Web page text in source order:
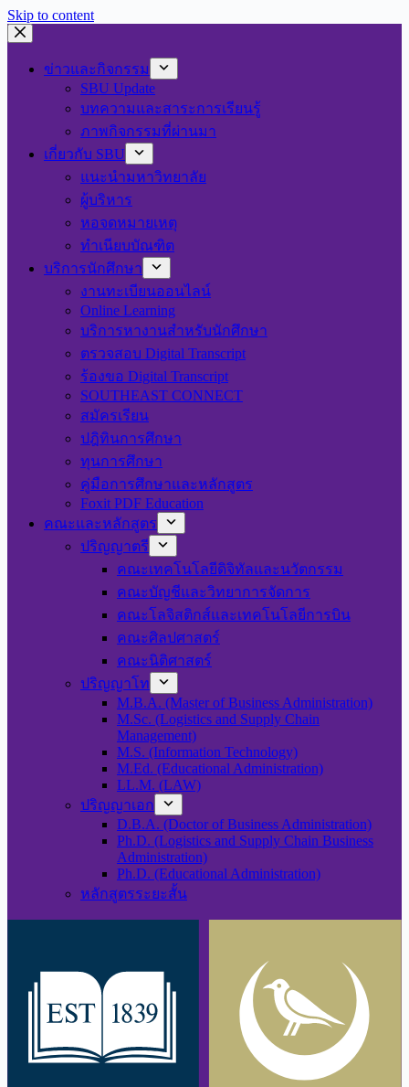
Skip to content
ข่าวและกิจกรรม
SBU Update
บทความและสาระการเรียนรู้
ภาพกิจกรรมที่ผ่านมา
เกี่ยวกับ SBU
แนะนำมหาวิทยาลัย
ผู้บริหาร
หอจดหมายเหตุ
ทำเนียบบัณฑิต
บริการนักศึกษา
งานทะเบียนออนไลน์
Online Learning
บริการหางานสำหรับนักศึกษา
ตรวจสอบ Digital Transcript
ร้องขอ Digital Transcript
SOUTHEAST CONNECT
สมัครเรียน
ปฎิทินการศึกษา
ทุนการศึกษา
คู่มือการศึกษาและหลักสูตร
Foxit PDF Education
คณะและหลักสูตร
ปริญญาตรี
คณะเทคโนโลยีดิจิทัลและนวัตกรรม
คณะบัญชีและวิทยาการจัดการ
คณะโลจิสติกส์และเทคโนโลยีการบิน
คณะศิลปศาสตร์
คณะนิติศาสตร์
ปริญญาโท
M.B.A. (Master of Business Administration)
M.Sc. (Logistics and Supply Chain
Management)
M.S. (Information Technology)
M.Ed. (Educational Administration)
LL.M. (LAW)
ปริญญาเอก
D.B.A. (Doctor of Business Administration)
Ph.D. (Logistics and Supply Chain Business
Administration)
Ph.D. (Educational Administration)
หลักสูตรระยะสั้น